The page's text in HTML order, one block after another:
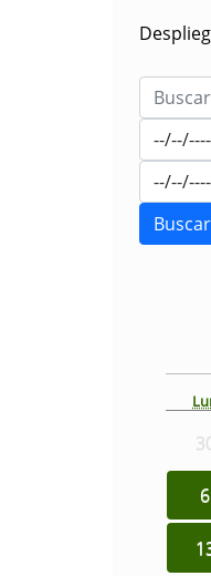
6